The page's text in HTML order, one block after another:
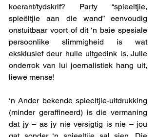
koerant/tydskrif? Party “spieeltjie,
spieëltjie aan die wand” eenvoudig
onstuitbaar voort of dit ‘n baie spesiale
persoonlike slimmigheid is wat
eksklusief deur hulle uitgedink is. Julle
onderrok van lui joernalistiek hang uit,
liewe mense!
‘n Ander bekende spieeltjie-uitdrukking
(minder geraffineerd) is die vermaning
dat jy – as jy nie versigtig is nie – jou